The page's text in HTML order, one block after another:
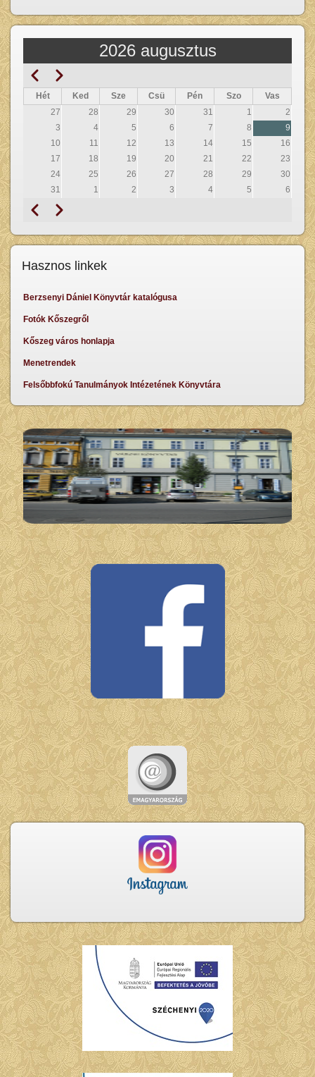
2026 augusztus
Oldalszámozás
Előző Következő
Hét Ked Sze Csü Pén Szo
Vas
27
28 29 30 31 1
2
3
4 5 6 7 8
9
10
11 12 13 14 15
16
17
18 19 20 21 22
23
24
25 26 27 28 29
30
31
1 2 3 4 5 6
Oldalszámozás
Előző Következő
Hasznos linkek
Berzsenyi Dániel Könyvtár katalógusa
Fotók Kőszegről
Kőszeg város honlapja
Menetrendek
Felsőbbfokú Tanulmányok Intézetének Könyvtára